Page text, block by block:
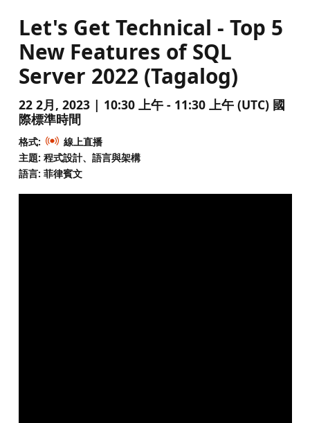
Let's Get Technical - Top 5
New Features of SQL
Server 2022 (Tagalog)
22 2月, 2023 | 10:30 上午 - 11:30 上午 (UTC) 國
際標準時間
格式:
線上直播
主題: 程式設計、語言與架構
語言: 菲律賓文